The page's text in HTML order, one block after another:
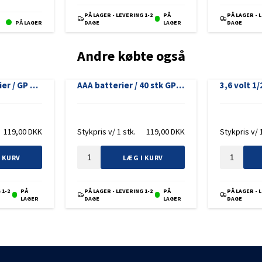
PÅ LAGER
PÅ LAGER - LEVERING 1-2
DAGE
PÅ
LAGER
PÅ LAGER -
DAGE
Andre købte også
40 stk AA batterier / GP Super Alkaline / Bedste batterier
119,00DKK
1-2
PÅ
LAGER
AAA batterier / 40 stk GP Super Alkaline / Bedste batterier
Stykpris v/ 1 stk. 119,00DKK
LÆG I KURV
PÅ LAGER - LEVERING 1-2
DAGE
PÅ
LAGER
Stykpris v/
PÅ LAGER -
DAGE